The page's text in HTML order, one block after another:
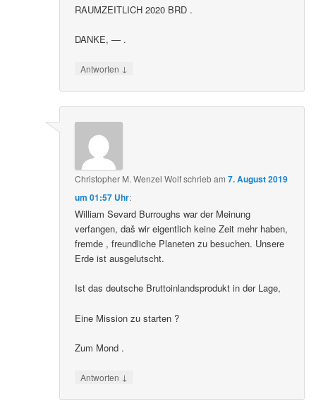
RAUMZEITLICH 2020 BRD .
DANKE, — .
Antworten ↓
Christopher M. Wenzel Wolfschriebam7. August 2019
um 01:57 Uhr:
William Sevard Burroughs war der Meinung
verfangen, daš wir eigentlich keine Zeit mehr haben,
fremde , freundliche Planeten zu besuchen. Unsere
Erde ist ausgelutscht.
Ist das deutsche Bruttoinlandsprodukt in der Lage,
Eine Mission zu starten ?
Zum Mond .
Antworten ↓